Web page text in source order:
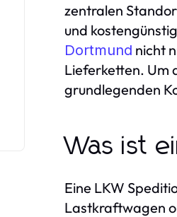
zentralen
und
Dortmund nicht
Lieferketten. Um
grundlegenden
Was ist
Eine LKW
Lastkraftwagen